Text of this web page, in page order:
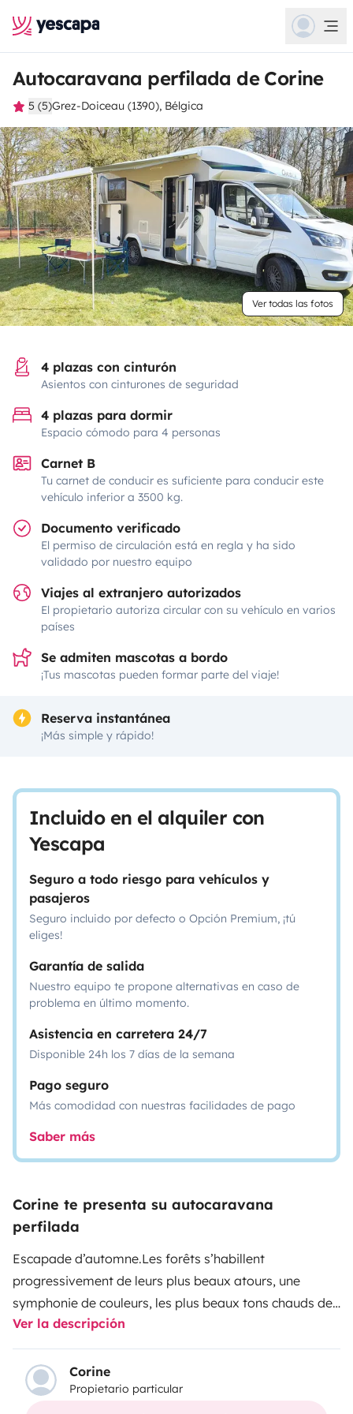
Autocaravana perfilada de Corine
5 (5)Grez-Doiceau (1390), Bélgica
Ver todas las fotos
4 plazas con cinturón
Asientos con cinturones de seguridad
4 plazas para dormir
Espacio cómodo para 4 personas
Carnet B
Tu carnet de conducir es suficiente para conducir este
vehículo inferior a 3500 kg.
Documento verificado
El permiso de circulación está en regla y ha sido
validado por nuestro equipo
Viajes al extranjero autorizados
El propietario autoriza circular con su vehículo en varios
países
Se admiten mascotas a bordo
¡Tus mascotas pueden formar parte del viaje!
Reserva instantánea
¡Más simple y rápido!
Incluido en el alquiler con
Yescapa
Seguro a todo riesgo para vehículos y
pasajeros
Seguro incluido por defecto o Opción Premium, ¡tú
eliges!
Garantía de salida
Nuestro equipo te propone alternativas en caso de
problema en último momento.
Asistencia en carretera 24/7
Disponible 24h los 7 días de la semana
Pago seguro
Más comodidad con nuestras facilidades de pago
Saber más
Corine te presenta su autocaravana
perfilada
Escapade d’automne.Les forêts s’habillent
progressivement de leurs plus beaux atours, une
symphonie de couleurs, les plus beaux tons chauds de
l’année, jaunes, rouges et orangés, les champignons
poussent dans le sous-bois, le brame du cerf fait vibrer
l’air de son hymne à l’amour. L’odeur de l’humus, des
fougères, le bruit du petit ruisseau qui coule non loin…
Ver la descripción
Corine
Propietario particular